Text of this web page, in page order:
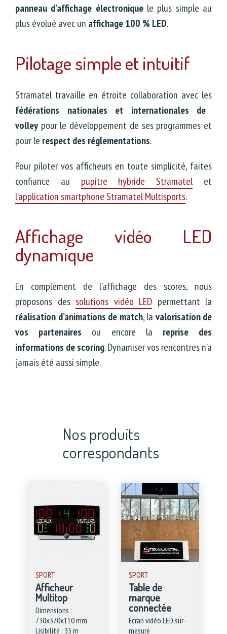
panneau d’affichage électroniquele plus simple au
plus évolué avec un affichage 100 % LED.
Pilotage simple et intuitif
Stramatel travaille en étroite collaboration avec les
fédérations nationales et internationales de
volley pour le développement de ses programmes et
pour le respect des réglementations.
Pour piloter vos afficheurs en toute simplicité, faites
confiance au pupitre hybride Stramatelet
l’application smartphone Stramatel Multisports.
Affichage vidéo LED
dynamique
En complément de l’affichage des scores, nous
proposons des solutions vidéo LED permettant la
réalisation d’animations de match, la valorisation de
vos partenaires ou encore la reprise des
informations de scoring. Dynamiser vos rencontres n’a
jamais été aussi simple.
Nos produits
correspondants
SPORT
Afficheur
Multitop
Dimensions :
730x370x110 mm
Lisibilité : 35 m
SPORT
Table de
marque
connectée
Écran vidéo LED sur-
mesure